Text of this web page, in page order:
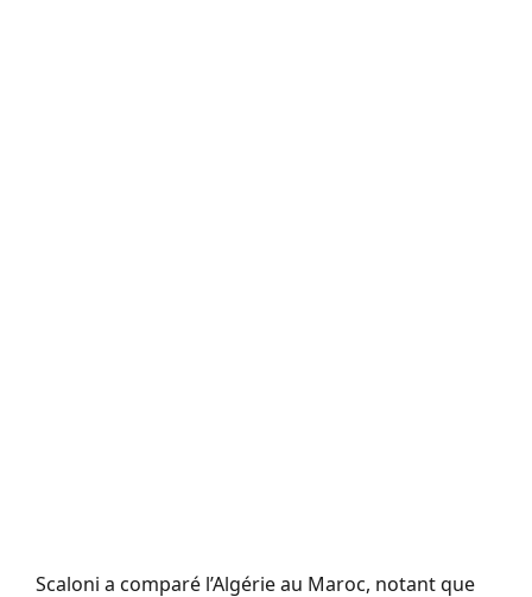
Scaloni a comparé l’Algérie au Maroc, notant que